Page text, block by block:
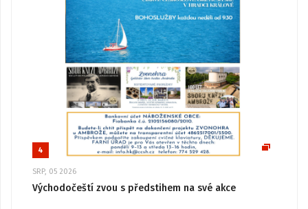
4
SRP, 05 2026
Východočeští zvou s předstihem na své akce